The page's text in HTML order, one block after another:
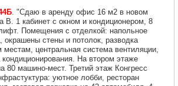
. "Сдаю в аренду офис 16 м2 в новом
В. 1 кабинет с окном и кондиционером, 8
Помещения с отделкой: напольное
окрашены стены и потолок, разводка
местам, центральная система вентиляции,
кондиционирования. На втором этаже
80 машино-мест. Третий этаж Конгресс
уютное лобби, ресторан